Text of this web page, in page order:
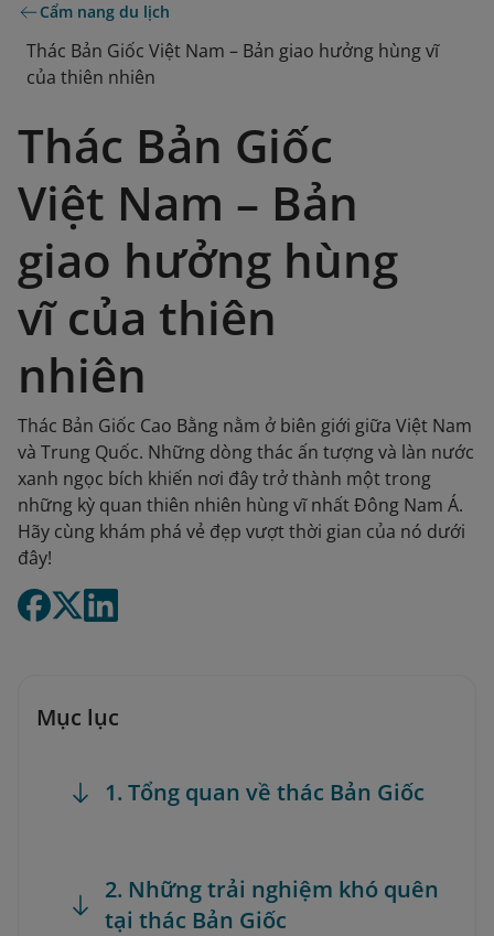
Cẩm nang du lịch
Thác Bản Giốc Việt Nam – Bản giao hưởng hùng vĩ
của thiên nhiên
Thác Bản Giốc
Việt Nam – Bản
giao hưởng hùng
vĩ của thiên
nhiên
Thác Bản Giốc Cao Bằng nằm ở biên giới giữa Việt Nam
và Trung Quốc. Những dòng thác ấn tượng và làn nước
xanh ngọc bích khiến nơi đây trở thành một trong
những kỳ quan thiên nhiên hùng vĩ nhất Đông Nam Á.
Hãy cùng khám phá vẻ đẹp vượt thời gian của nó dưới
đây!
Mục lục
1. Tổng quan về thác Bản Giốc
2. Những trải nghiệm khó quên
tại thác Bản Giốc